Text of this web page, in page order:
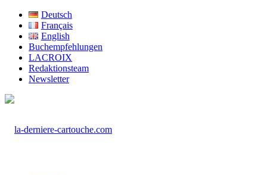
Deutsch
Français
English
Buchempfehlungen
LACROIX
Redaktionsteam
Newsletter